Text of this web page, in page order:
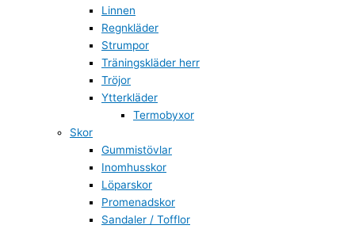
Linnen
Regnkläder
Strumpor
Träningskläder herr
Tröjor
Ytterkläder
Termobyxor
Skor
Gummistövlar
Inomhusskor
Löparskor
Promenadskor
Sandaler / Tofflor